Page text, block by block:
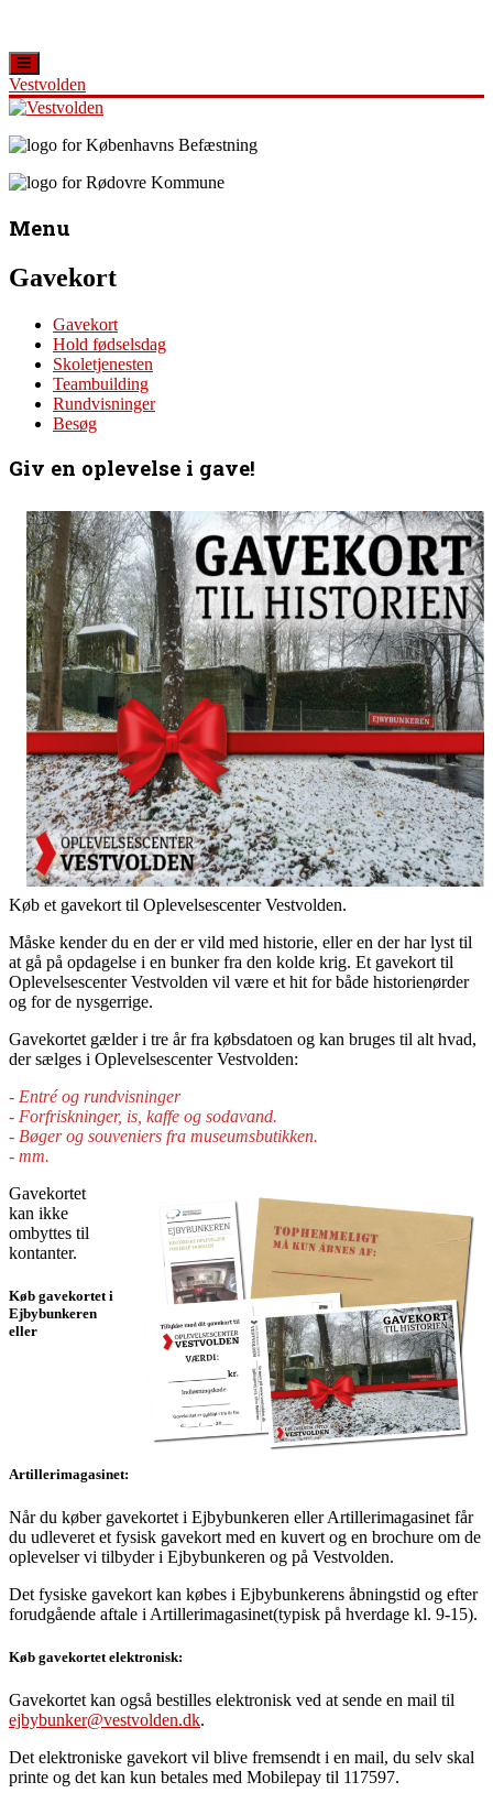
Vestvolden
Skip
content
Vestvolden
Velkommen
Oplevelsescenter
Menu
Gavekort
Gavekort
Hold fødselsdag
Skoletjenesten
Teambuilding
Rundvisninger
Besøg
Giv en oplevelse i gave!
Køb et gavekort til Oplevelsescenter Vestvolden.
Måske kender du en der er vild med historie, eller en der har lyst til
at gå på opdagelse i en bunker fra den kolde krig. Et gavekort til
Oplevelsescenter Vestvolden vil være et hit for både historienørder
og for de nysgerrige.
Gavekortet gælder i tre år fra købsdatoen og kan bruges til alt hvad,
der sælges i Oplevelsescenter Vestvolden:
- Entré og rundvisninger
- Forfriskninger, is, kaffe og sodavand.
- Bøger og souveniers fra museumsbutikken.
- mm.
Gavekortet
kan ikke
ombyttes til
kontanter.
Køb gavekortet i
Ejbybunkeren
eller
Artillerimagasinet:
Når du køber gavekortet i Ejbybunkeren eller Artillerimagasinet får
du udleveret et fysisk gavekort med en kuvert og en brochure om de
oplevelser vi tilbyder i Ejbybunkeren og på Vestvolden.
Det fysiske gavekort kan købes i Ejbybunkerens åbningstid og efter
forudgående aftale i Artillerimagasinet(typisk på hverdage kl. 9-15).
Køb gavekortet elektronisk:
Gavekortet kan også bestilles elektronisk ved at sende en mail til
ejbybunker@vestvolden.dk.
Det elektroniske gavekort vil blive fremsendt i en mail, du selv skal
printe og det kan kun betales med Mobilepay til 117597.